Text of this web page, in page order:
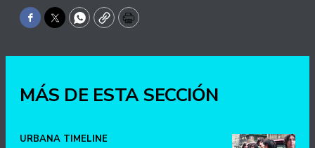
Facebook
TwitterWhatsApp
CopyPrint
MÁS DE ESTA SECCIÓN
URBANA TIMELINE